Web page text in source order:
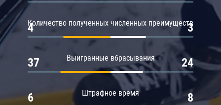
Количество полученных численных преимуществ
4 3
Выигранные вбрасывания
37 24
Штрафное время
6 8